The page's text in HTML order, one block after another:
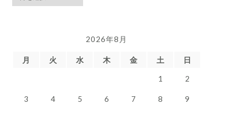
ー
2026年8月
月 火 水 木 金 土 日
1 2
3 4 5 6 7 8 9